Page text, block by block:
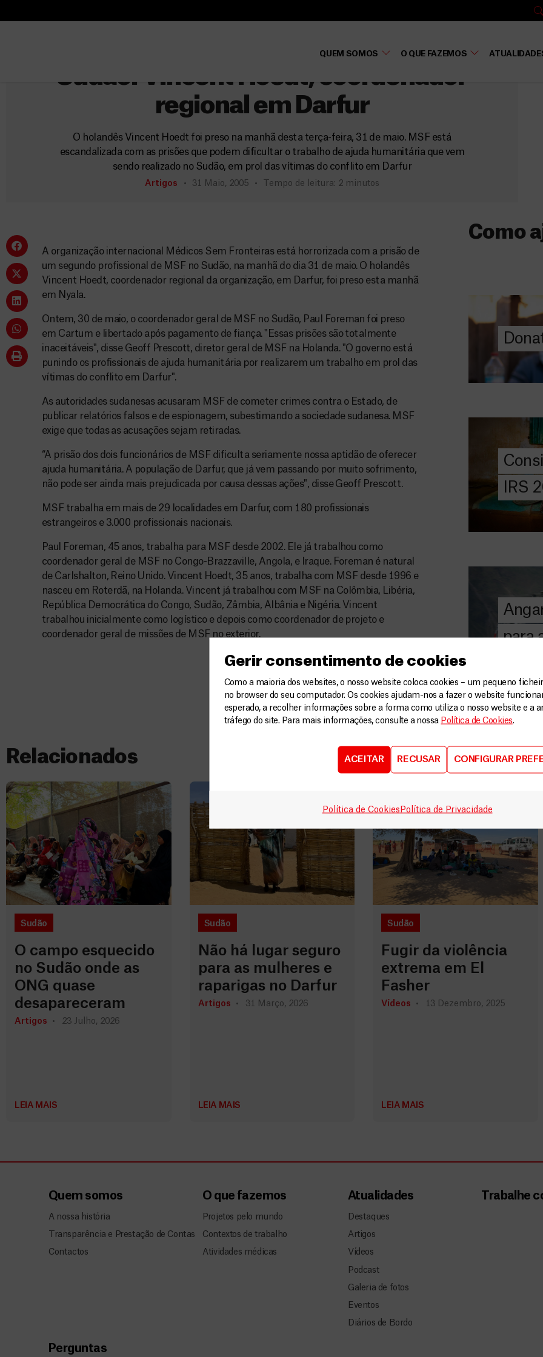
Gerir consentimento de cookies
Como a maioria dos websites, o nosso website coloca cookies – um pequeno
no browser do seu computador. Os cookies ajudam-nos a fazer o website
esperado, a recolher informações sobre a forma como utiliza o nosso website e a
tráfego do site. Para mais informações, consulte a nossa Política de Cookies.
ACEITAR RECUSAR CONFIGURAR
Política de Cookies Política de Privacidade
QUEM SOMOS O QUE FAZEMOS
c
a
r
Outro profissional de MSF é preso no
Sudão: Vincent Hoedt, coordenador
regional em Darfur
O holandês Vincent Hoedt foi preso na manhã desta terça-feira, 31 de maio. MSF está
escandalizada com as prisões que podem dificultar o trabalho de ajuda humanitária que vem
sendo realizado no Sudão, em prol das vítimas do conflito em Darfur
Artigos 31 Maio, 2005 Tempo de leitura: 2 minutos
A organização internacional Médicos Sem Fronteiras está horrorizada com a prisão de
um segundo profissional de MSF no Sudão, na manhã do dia 31 de maio. O holandês
Vincent Hoedt, coordenador regional da organização, em Darfur, foi preso esta manhã
em Nyala.
Ontem, 30 de maio, o coordenador geral de MSF no Sudão, Paul Foreman foi preso
em Cartum e libertado após pagamento de fiança. "Essas prisões são totalmente
inaceitáveis", disse Geoff Prescott, diretor geral de MSF na Holanda. "O governo está
punindo os profissionais de ajuda humanitária por realizarem um trabalho em prol das
vítimas do conflito em Darfur".
As autoridades sudanesas acusaram MSF de cometer crimes contra o Estado, de
publicar relatórios falsos e de espionagem, subestimando a sociedade sudanesa. MSF
exige que todas as acusações sejam retiradas.
“A prisão dos dois funcionários de MSF dificulta seriamente nossa aptidão de oferecer
ajuda humanitária. A população de Darfur, que já vem passando por muito sofrimento,
não pode ser ainda mais prejudicada por causa dessas ações", disse Geoff Prescott.
MSF trabalha em mais de 29 localidades em Darfur, com 180 profissionais
estrangeiros e 3.000 profissionais nacionais.
Paul Foreman, 45 anos, trabalha para MSF desde 2002. Ele já trabalhou como
coordenador geral de MSF no Congo-Brazzaville, Angola, e Iraque. Foreman é natural
de Carlshalton, Reino Unido. Vincent Hoedt, 35 anos, trabalha com MSF desde 1996 e
nasceu em Roterdã, na Holanda. Vincent já trabalhou com MSF na Colômbia, Libéria,
República Democrática do Congo, Sudão, Zâmbia, Albânia e Nigéria. Vincent
trabalhou inicialmente como logístico e depois como coordenador de projeto e
coordenador geral de missões de MSF no exterior.
Como
ajuda-nos a
a quem mais
DOE
AGORA
IRS
Saiba tudo
IRS: o que é,
preencher, e
MSF com o
DOE
AGORA
para
Angarie
A MSF
chegar
humanitária
Relacionados
Sudão
O campo esquecido
no Sudão onde as
ONG quase
desapareceram
Artigos 23 Julho, 2026
LEIA MAIS
Sudão
Não há lugar seguro
para as mulheres e
raparigas no Darfur
Artigos 31 Março, 2026
LEIA MAIS
Sudão
Fugir da violência
extrema em El
Fasher
Vídeos 13 Dezembro, 2025
LEIA MAIS
Quem somos
A nossa história
Transparência e Prestação de Contas
Contactos
O que fazemos
Projetos pelo mundo
Contextos de trabalho
Atividades médicas
Atualidades
Destaques
Artigos
Vídeos
Podcast
Galeria de fotos
Eventos
Diários de Bordo
Trabalhe
Perguntas
a
r